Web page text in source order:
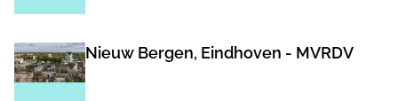
Nieuw Bergen, Eindhoven - MVRDV